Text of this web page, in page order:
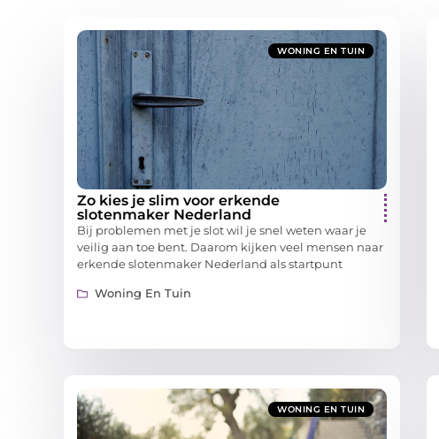
WONING EN TUIN
Zo kies je slim voor erkende
slotenmaker Nederland
Bij problemen met je slot wil je snel weten waar je
veilig aan toe bent. Daarom kijken veel mensen naar
erkende slotenmaker Nederland als startpunt
Woning En Tuin
WONING EN TUIN